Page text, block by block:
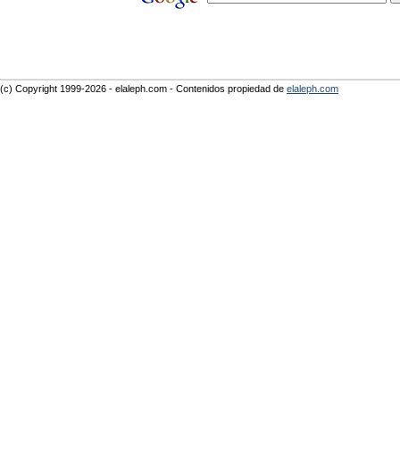
(c) Copyright 1999-2026 - elaleph.com - Contenidos propiedad de elaleph.com